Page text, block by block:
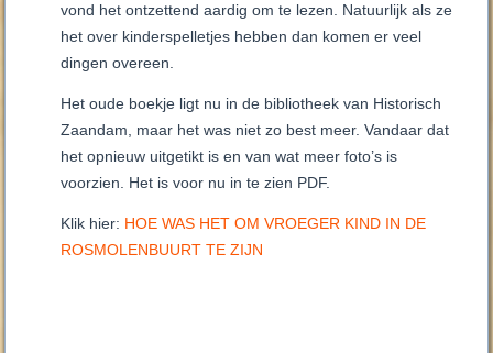
vond het ontzettend aardig om te lezen. Natuurlijk als ze
het over kinderspelletjes hebben dan komen er veel
dingen overeen.
Het oude boekje ligt nu in de bibliotheek van Historisch
Zaandam, maar het was niet zo best meer. Vandaar dat
het opnieuw uitgetikt is en van wat meer foto’s is
voorzien. Het is voor nu in te zien PDF.
Klik hier: HOE WAS HET OM VROEGER KIND IN DE
ROSMOLENBUURT TE ZIJN